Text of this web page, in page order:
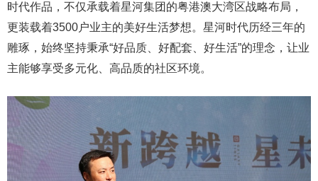
时代作品，不仅承载着星河集团的粤港澳大湾区战略布局，
更装载着3500户业主的美好生活梦想。星河时代历经三年的
雕琢，始终坚持秉承“好品质、好配套、好生活”的理念，让业
主能够享受多元化、高品质的社区环境。